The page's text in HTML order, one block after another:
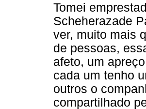
Tomei
Scheherazade
ver, muito mais
de pessoas,
afeto, um
cada um tenho
outros o
compartilhado